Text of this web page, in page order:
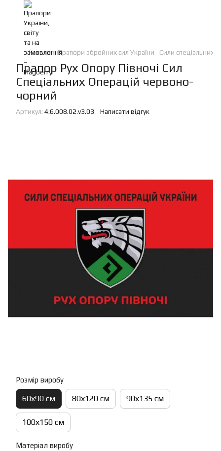
Каталог Прапори збройних сил України Сили спеціальних
Прапор Рух Опору Півночі Сил
Спеціальних Операцій червоно-
чорний
Артикул: 4.6.008.02.v3.03 Написати відгук
Розмір виробу
60х90 см 80х120 см 90х135 см
100х150 см
Матеріал виробу